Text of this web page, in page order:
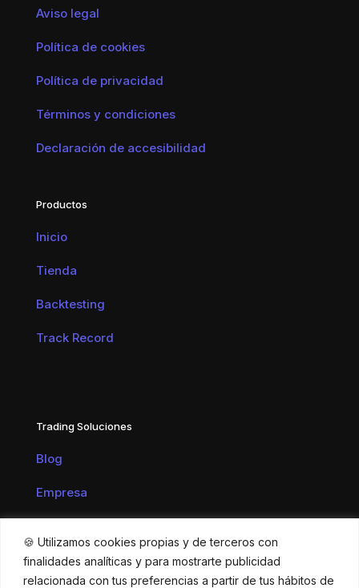
🍪 Utilizamos cookies propias y de terceros con
finalidades analíticas y para mostrarte publicidad
relacionada con tus preferencias a partir de tus hábitos de
Aviso legal
Política de cookies
Política de privacidad
Términos y condiciones
Declaración de accesibilidad
Productos
Inicio
Tienda
Backtesting
Track Record
Trading Soluciones
Blog
Empresa